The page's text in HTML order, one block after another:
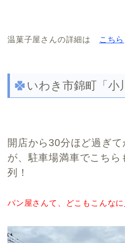
温菓子屋さんの詳細は こちら
いわき市錦町「小
開店から30分ほど過ぎ
が、駐車場満車でこちら
列！
パン屋さんて、どこもこんなに